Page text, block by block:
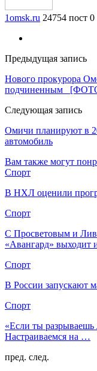
1omsk.ru 24754 пост 0
Предыдущая запись
Нового прокурора
подчиненным
Следующая запись
Омичи планируют в
автомобиль
Вам также могут
Спорт
В НХЛ оценили
Спорт
С Просветовым и
«Авангард» выходит
Спорт
В России запускают
Спорт
«Если ты
Настраиваемся на …
пред. след.